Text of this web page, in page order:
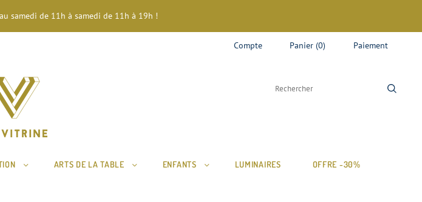
samedi de 11h à samedi de 11h à 19h !
Compte Panier (0) Paiement
ARTS DE LA TABLE ENFANTS LUMINAIRES OFFRE -30%